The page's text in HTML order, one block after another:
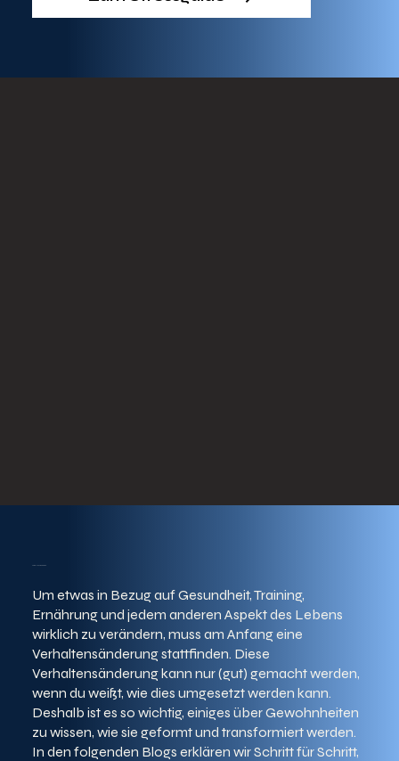
Um etwas in Bezug auf Gesundheit, Training,
Ernährung und jedem anderen Aspekt des Lebens
wirklich zu verändern, muss am Anfang eine
Verhaltensänderung stattfinden. Diese
Verhaltensänderung kann nur (gut) gemacht werden,
wenn du weißt, wie dies umgesetzt werden kann.
Deshalb ist es so wichtig, einiges über Gewohnheiten
zu wissen, wie sie geformt und transformiert werden.
In den folgenden Blogs erklären wir Schritt für Schritt,